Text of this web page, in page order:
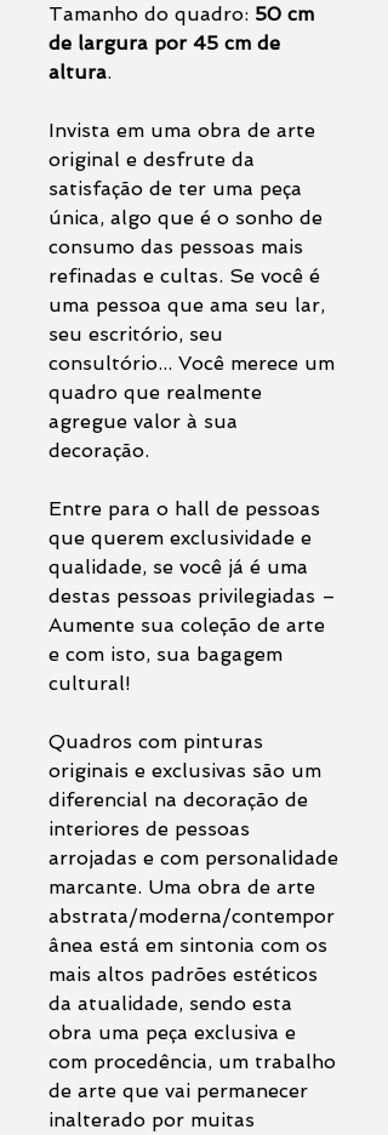
Tamanho do quadro: 50 cm
de largura por 45 cm de
altura.
Invista em uma obra de arte
original e desfrute da
satisfação de ter uma peça
única, algo que é o sonho de
consumo das pessoas mais
refinadas e cultas. Se você é
uma pessoa que ama seu lar,
seu escritório, seu
consultório... Você merece um
quadro que realmente
agregue valor à sua
decoração.
Entre para o hall de pessoas
que querem exclusividade e
qualidade, se você já é uma
destas pessoas privilegiadas –
Aumente sua coleção de arte
e com isto, sua bagagem
cultural!
Quadros com pinturas
originais e exclusivas são um
diferencial na decoração de
interiores de pessoas
arrojadas e com personalidade
marcante. Uma obra de arte
abstrata/moderna/contempor
ânea está em sintonia com os
mais altos padrões estéticos
da atualidade, sendo esta
obra uma peça exclusiva e
com procedência, um trabalho
de arte que vai permanecer
inalterado por muitas